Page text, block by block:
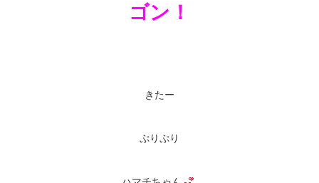
ゴン！
きたー
ぷりぷり